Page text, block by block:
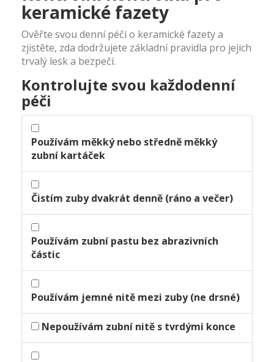
keramické fazety
Ověřte svou denní péči o keramické fazety a
zjistěte, zda dodržujete základní pravidla pro jejich
trvalý lesk a bezpečí.
Kontrolujte svou každodenní
péči
Používám měkký nebo středně měkký
zubní kartáček
Čistím zuby dvakrát denně (ráno a večer)
Používám zubní pastu bez abrazivních
částic
Používám jemné nitě mezi zuby (ne drsné)
Nepoužívám zubní nitě s tvrdými konce